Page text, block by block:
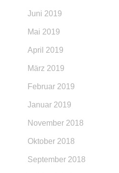
Juni 2019
Mai 2019
April 2019
März 2019
Februar 2019
Januar 2019
November 2018
Oktober 2018
September 2018